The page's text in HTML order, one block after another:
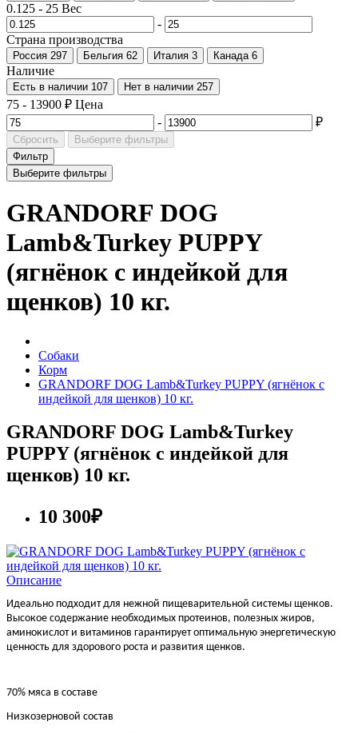
0.125 - 25 Вес
-
Страна производства
Россия 297 Бельгия 62 Италия 3 Канада 6
Наличие
Есть в наличии 107 Нет в наличии 257
75 - 13900 ₽ Цена
-
₽
Сбросить
Выберите фильтры
Фильтр
Выберите фильтры
GRANDORF DOG
Lamb&Turkey PUPPY
(ягнёнок с индейкой для
щенков) 10 кг.
Собаки
Корм
GRANDORF DOG Lamb&Turkey PUPPY (ягнёнок с
индейкой для щенков) 10 кг.
GRANDORF DOG Lamb&Turkey
PUPPY (ягнёнок с индейкой для
щенков) 10 кг.
10 300₽
Описание
Идеально подходит для нежной пищеварительной системы щенков.
Высокое содержание необходимых протеинов, полезных жиров,
аминокислот и витаминов гарантирует оптимальную энергетическую
ценность для здорового роста и развития щенков.
70% мяса в составе
Низкозерновой состав